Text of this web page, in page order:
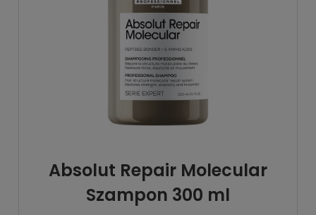
Absolut Repair Molecular
Szampon 300 ml